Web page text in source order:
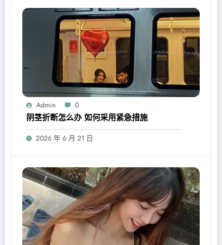
Admin 0
阴茎折断怎么办 如何采用紧急措施
2026 年 6 月 21 日